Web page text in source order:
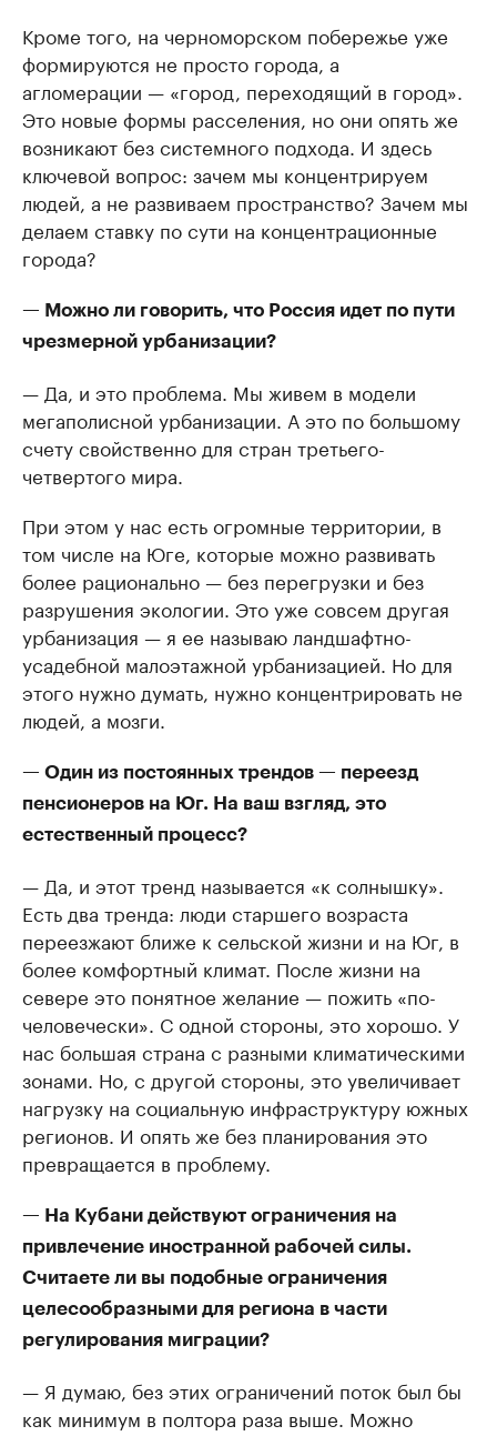
Кроме того, на черноморском побережье уже
формируются не просто города, а
агломерации — «город, переходящий в город».
Это новые формы расселения, но они опять же
возникают без системного подхода. И здесь
ключевой вопрос: зачем мы концентрируем
людей, а не развиваем пространство? Зачем мы
делаем ставку по сути на концентрационные
города?
— Можно ли говорить, что Россия идет по пути
чрезмерной урбанизации?
— Да, и это проблема. Мы живем в модели
мегаполисной урбанизации. А это по большому
счету свойственно для стран третьего-
четвертого мира.
При этом у нас есть огромные территории, в
том числе на Юге, которые можно развивать
более рационально — без перегрузки и без
разрушения экологии. Это уже совсем другая
урбанизация — я ее называю ландшафтно-
усадебной малоэтажной урбанизацией. Но для
этого нужно думать, нужно концентрировать не
людей, а мозги.
— Один из постоянных трендов — переезд
пенсионеров на Юг. На ваш взгляд, это
естественный процесс?
— Да, и этот тренд называется «к солнышку».
Есть два тренда: люди старшего возраста
переезжают ближе к сельской жизни и на Юг, в
более комфортный климат. После жизни на
севере это понятное желание — пожить «по-
человечески». С одной стороны, это хорошо. У
нас большая страна с разными климатическими
зонами. Но, с другой стороны, это увеличивает
нагрузку на социальную инфраструктуру южных
регионов. И опять же без планирования это
превращается в проблему.
— На Кубани действуют ограничения на
привлечение иностранной рабочей силы.
Считаете ли вы подобные ограничения
целесообразными для региона в части
регулирования миграции?
— Я думаю, без этих ограничений поток был бы
как минимум в полтора раза выше. Можно